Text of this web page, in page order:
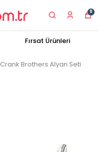
0
Fırsat Ürünleri
Crank Brothers Alyan Seti